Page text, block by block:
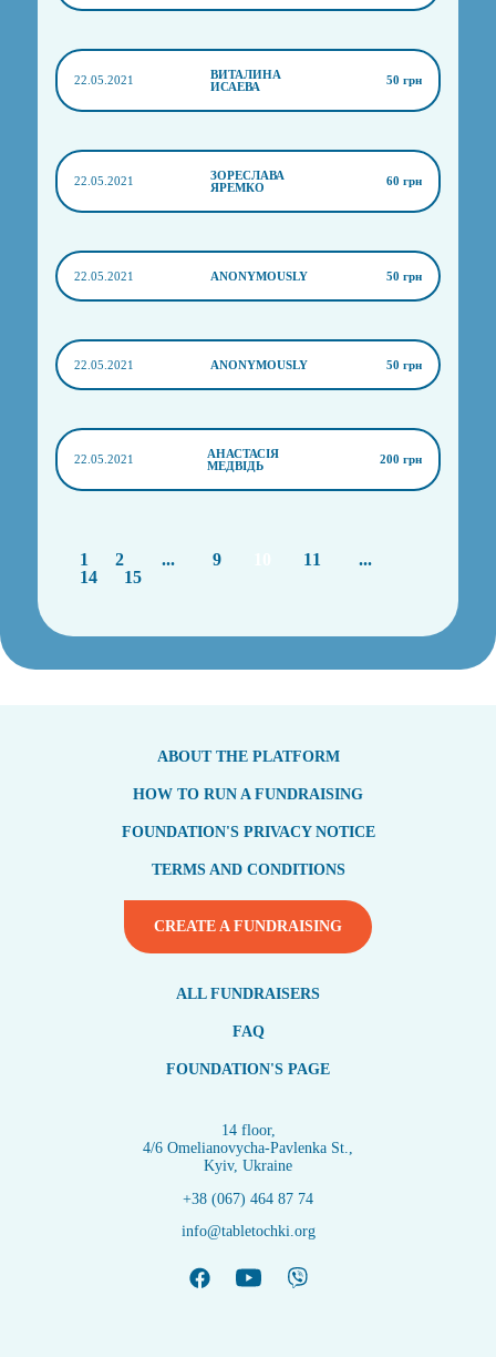
22.05.2021
ВИТАЛИНА
ИСАЕВА
50 грн
22.05.2021
ЗОРЕСЛАВА
ЯРЕМКО
60 грн
22.05.2021 ANONYMOUSLY 50 грн
22.05.2021 ANONYMOUSLY 50 грн
22.05.2021
АНАСТАСІЯ
МЕДВІДЬ
200 грн
1 2 ... 9 11
...
14
15
ABOUT THE PLATFORM
HOW TO RUN A FUNDRAISING
FOUNDATION'S PRIVACY NOTICE
TERMS AND CONDITIONS
CREATE A FUNDRAISING
ALL FUNDRAISERS
FAQ
FOUNDATION'S PAGE
14 floor,
4/6 Omelianovycha-Pavlenka St.,
Kyiv, Ukraine
+38 (067) 464 87 74
info@tabletochki.org